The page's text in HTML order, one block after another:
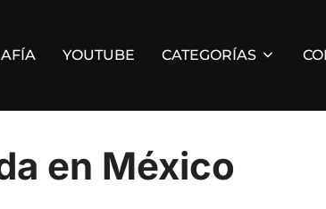
YOUTUBE CATEGORÍAS
en México